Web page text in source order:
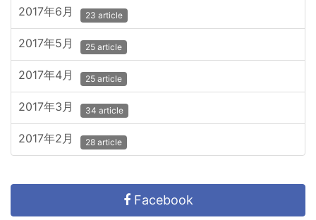
2017年6月 23 article
2017年5月 25 article
2017年4月 25 article
2017年3月 34 article
2017年2月 28 article
Facebook